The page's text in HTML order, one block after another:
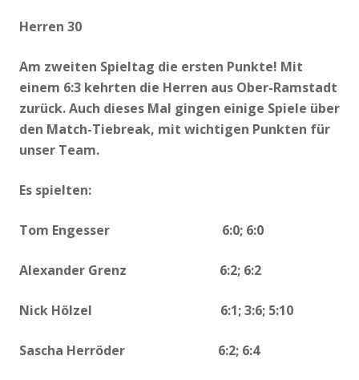
Herren 30
Am zweiten Spieltag die ersten Punkte! Mit
einem 6:3 kehrten die Herren aus Ober-Ramstadt
zurück. Auch dieses Mal gingen einige Spiele über
den Match-Tiebreak, mit wichtigen Punkten für
unser Team.
Es spielten:
Tom Engesser 6:0; 6:0
Alexander Grenz 6:2; 6:2
Nick Hölzel 6:1; 3:6; 5:10
Sascha Herröder 6:2; 6:4